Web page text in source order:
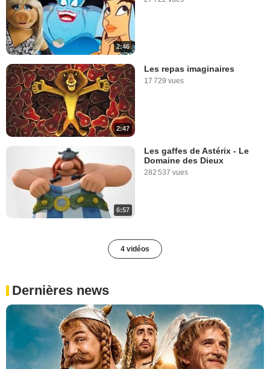
2:46
2:47
Les repas imaginaires
17 729 vues
6:57
Les gaffes de Astérix - Le
Domaine des Dieux
282 537 vues
4 vidéos
Dernières news